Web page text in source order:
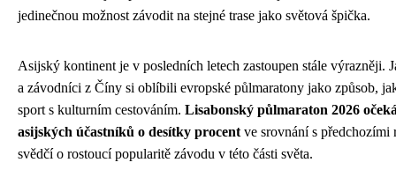
jedinečnou možnost závodit na stejné trase jako světová špička.
Asijský kontinent je v posledních letech zastoupen stále výrazněji.
a závodníci z Číny si oblíbili evropské půlmaratony jako způsob,
sport s kulturním cestováním. Lisabonský půlmaraton 2026
asijských účastníků o desítky procent ve srovnání s předchozími
svědčí o rostoucí popularitě závodu v této části světa.